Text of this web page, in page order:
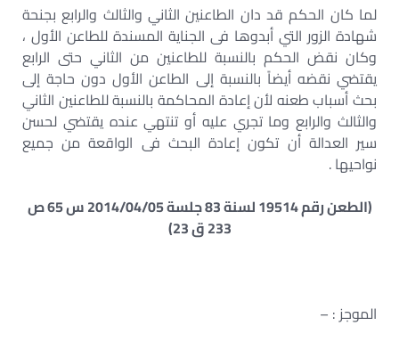
لما كان الحكم قد دان الطاعنين الثاني والثالث والرابع بجنحة
شهادة الزور التي أبدوها فى الجناية المسندة للطاعن الأول ،
وكان نقض الحكم بالنسبة للطاعنين من الثاني حتى الرابع
يقتضي نقضه أيضاً بالنسبة إلى الطاعن الأول دون حاجة إلى
بحث أسباب طعنه لأن إعادة المحاكمة بالنسبة للطاعنين الثاني
والثالث والرابع وما تجري عليه أو تنتهي عنده يقتضي لحسن
سير العدالة أن تكون إعادة البحث فى الواقعة من جميع
نواحيها .
(الطعن رقم 19514 لسنة 83 جلسة 2014/04/05 س 65 ص
233 ق 23)
الموجز : –